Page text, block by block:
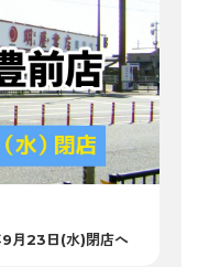
月23日(水)閉店へ